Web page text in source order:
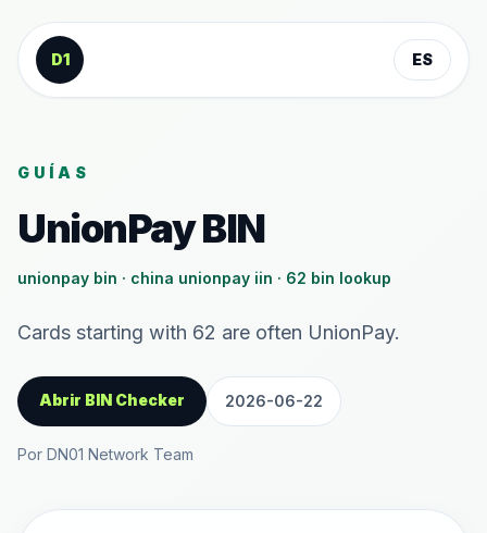
Saltar al contenido
D1
ES
GUÍAS
UnionPay BIN
unionpay bin · china unionpay iin · 62 bin lookup
Cards starting with 62 are often UnionPay.
Abrir BIN Checker 2026-06-22
Por DN01 Network Team